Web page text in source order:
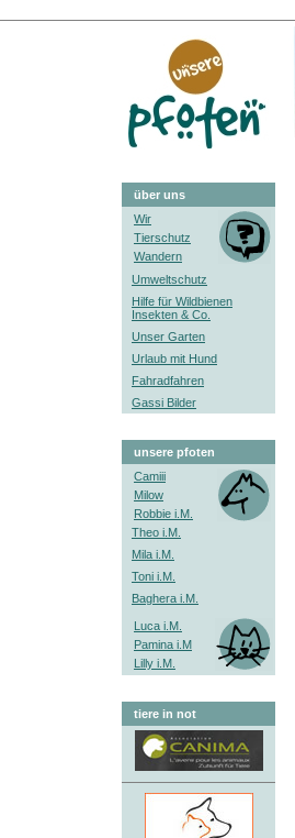
über uns
Wir
Tierschutz
Wandern
Umweltschutz
Hilfe für Wildbienen
Insekten & Co.
Unser Garten
Urlaub mit Hund
Fahradfahren
Gassi Bilder
unsere pfoten
Camiii
Milow
Robbie i.M.
Theo i.M.
Mila i.M.
Toni i.M.
Baghera i.M.
Luca i.M.
Pamina i.M
Lilly i.M.
tiere in not